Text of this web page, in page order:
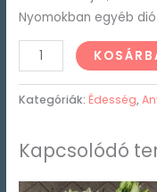
Nyomokban egyéb
Kategóriák: Édesség,
Kapcsolódó